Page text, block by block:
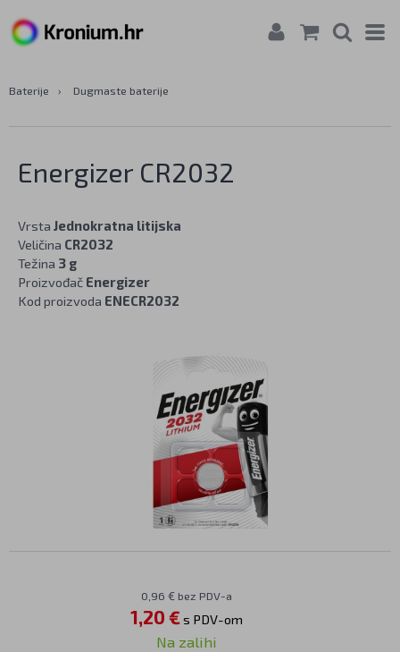
Baterije › Dugmaste baterije
Energizer CR2032
Vrsta Jednokratna litijska
Veličina CR2032
Težina 3 g
Proizvođač Energizer
Kod proizvoda ENECR2032
0,96 € bez PDV-a
1,20 €s PDV-om
Na zalihi